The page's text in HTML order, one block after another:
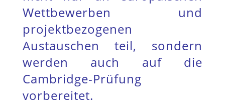
Wettbewerben und
projektbezogenen
Austauschen teil, sondern
werden auch auf die
Cambridge-Prüfung
vorbereitet.